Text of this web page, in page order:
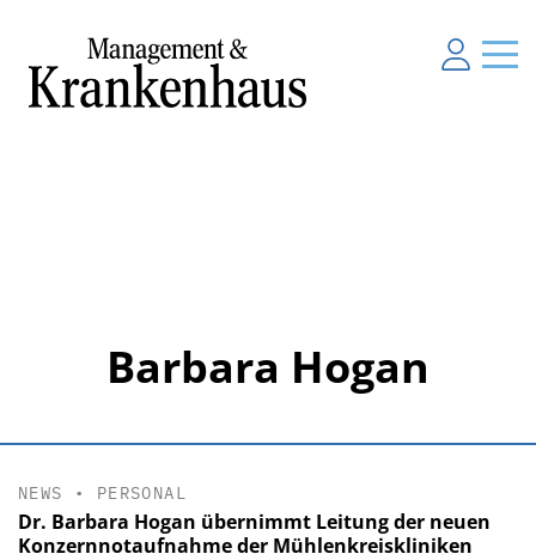
Barbara Hogan
NEWS • PERSONAL
Dr. Barbara Hogan übernimmt Leitung der neuen
Konzernnotaufnahme der Mühlenkreiskliniken